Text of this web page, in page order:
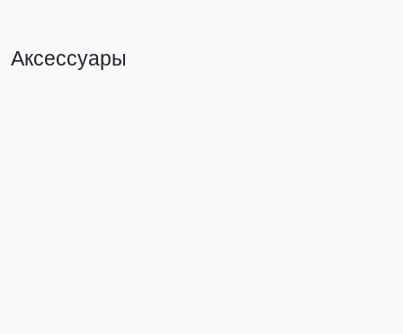
Аксессуары